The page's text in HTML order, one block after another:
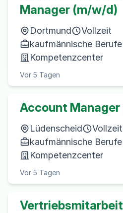
Manager (m/w/d)
Dortmund
Vollzeit
kaufmännische
Kompetenzcenter
Vor 5 Tagen
Account
Lüdenscheid
Vollzeit
kaufmännische
Kompetenzcenter
Vor 5 Tagen